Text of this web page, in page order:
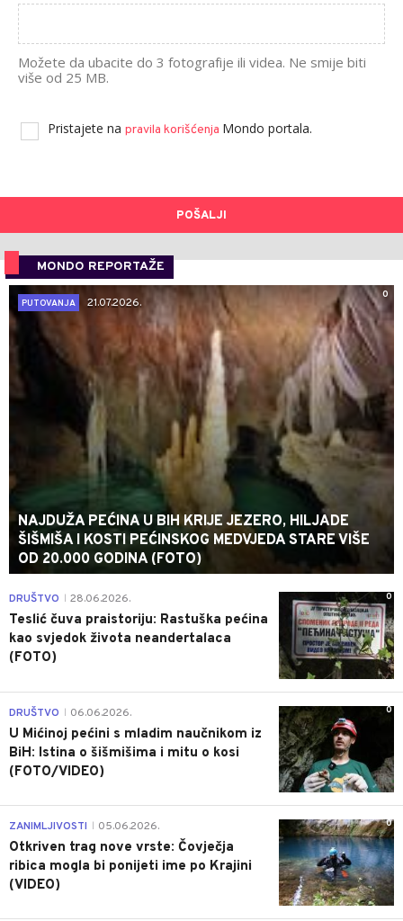
Možete da ubacite do 3 fotografije ili videa. Ne smije biti
više od 25 MB.
Pristajete na pravila korišćenja Mondo portala.
POŠALJI
MONDO REPORTAŽE
0
PUTOVANJA
21.07.2026.
NAJDUŽA PEĆINA U BIH KRIJE JEZERO, HILJADE
ŠIŠMIŠA I KOSTI PEĆINSKOG MEDVJEDA STARE VIŠE
OD 20.000 GODINA (FOTO)
0
DRUŠTVO 28.06.2026.
Teslić čuva praistoriju: Rastuška pećina
kao svjedok života neandertalaca
(FOTO)
0
DRUŠTVO 06.06.2026.
U Mićinoj pećini s mladim naučnikom iz
BiH: Istina o šišmišima i mitu o kosi
(FOTO/VIDEO)
0
ZANIMLJIVOSTI 05.06.2026.
Otkriven trag nove vrste: Čovječja
ribica mogla bi ponijeti ime po Krajini
(VIDEO)